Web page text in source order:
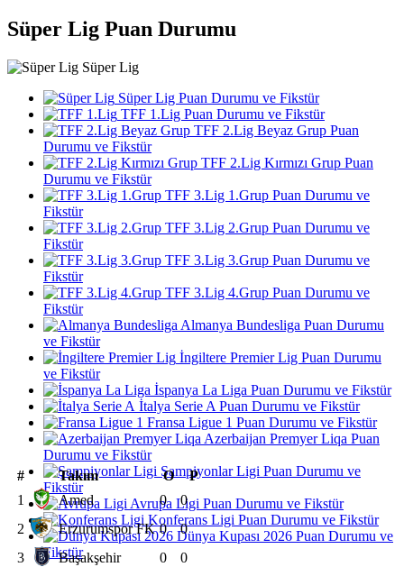
Süper Lig Puan Durumu
Süper Lig
Süper Lig Puan Durumu ve Fikstür
TFF 1.Lig Puan Durumu ve Fikstür
TFF 2.Lig Beyaz Grup Puan
Durumu ve Fikstür
TFF 2.Lig Kırmızı Grup Puan
Durumu ve Fikstür
TFF 3.Lig 1.Grup Puan Durumu ve
Fikstür
TFF 3.Lig 2.Grup Puan Durumu ve
Fikstür
TFF 3.Lig 3.Grup Puan Durumu ve
Fikstür
TFF 3.Lig 4.Grup Puan Durumu ve
Fikstür
Almanya Bundesliga Puan Durumu
ve Fikstür
İngiltere Premier Lig Puan Durumu
ve Fikstür
İspanya La Liga Puan Durumu ve Fikstür
İtalya Serie A Puan Durumu ve Fikstür
Fransa Ligue 1 Puan Durumu ve Fikstür
Azerbaijan Premyer Liqa Puan
Durumu ve Fikstür
Şampiyonlar Ligi Puan Durumu ve
Fikstür
Avrupa Ligi Puan Durumu ve Fikstür
Konferans Ligi Puan Durumu ve Fikstür
Dünya Kupası 2026 Puan Durumu ve
Fikstür
# Takım O
P
1
Amed 0
0
2
Erzurumspor FK 0
0
3
Başakşehir 0
0